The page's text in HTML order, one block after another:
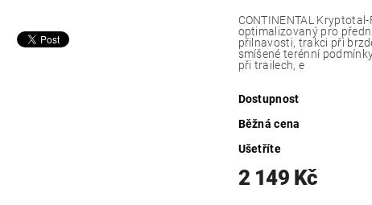
CONTINENTAL
optimalizovaný pro
přilnavosti, trakci při
smíšené terénní
při trailech, e
Dostupnost
Běžná cena
Ušetříte
2 149 Kč